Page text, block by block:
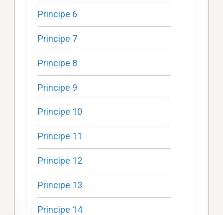
Principe 6
Principe 7
Principe 8
Principe 9
Principe 10
Principe 11
Principe 12
Principe 13
Principe 14